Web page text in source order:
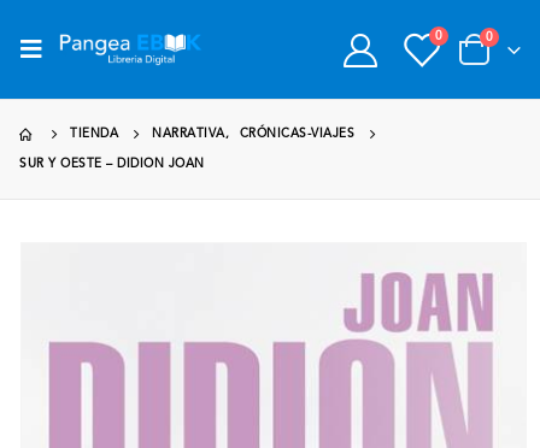
0 0
TIENDA NARRATIVA, CRÓNICAS-VIAJES
SUR Y OESTE – DIDION JOAN